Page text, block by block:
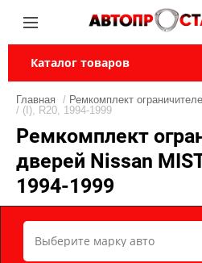
Каталог товаров
Главная / Ремкомплект
/ (I), R20, 1994-1999
Ремкомплект
дверей Nissan
1994-1999